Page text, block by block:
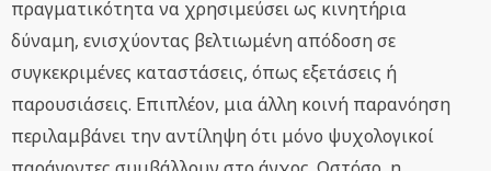
πραγματικότητα να χρησιμεύσει ως κινητήρια
δύναμη, ενισχύοντας βελτιωμένη απόδοση σε
συγκεκριμένες καταστάσεις, όπως εξετάσεις ή
παρουσιάσεις. Επιπλέον, μια άλλη κοινή παρανόηση
περιλαμβάνει την αντίληψη ότι μόνο ψυχολογικοί